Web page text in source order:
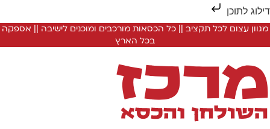
לתוכן
מגוון עצום לכל תקציב || כל הכסאות מורכבים ומוכנים לישיבה || אספקה
בכל הארץ